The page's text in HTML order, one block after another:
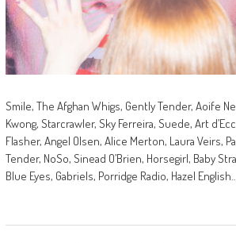
Smile, The Afghan Whigs, Gently Tender, Aoife
Kwong, Starcrawler, Sky Ferreira, Suede, Art
Flasher, Angel Olsen, Alice Merton, Laura Veirs,
Tender, NoSo, Sinead O’Brien, Horsegirl, Baby
Blue Eyes, Gabriels, Porridge Radio, Hazel